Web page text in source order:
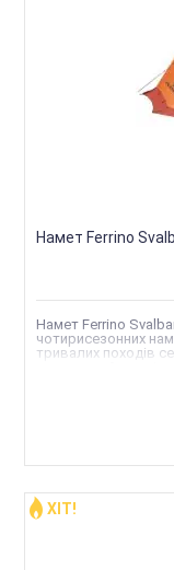
Намет Ferrino
Намет Ferrino
чотирисезонних
тривалих походів
ХІТ!